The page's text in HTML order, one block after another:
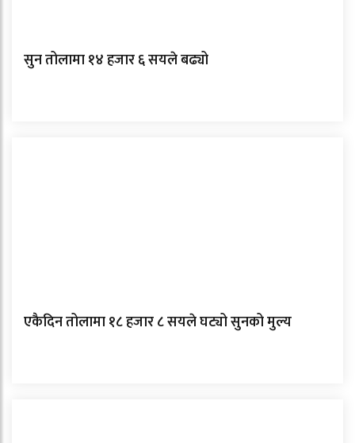
सुन तोलामा १४ हजार ६ सयले बढ्यो
एकैदिन तोलामा १८ हजार ८ सयले घट्यो सुनको मुल्य